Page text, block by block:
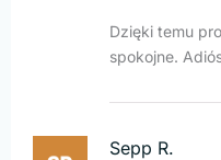
Dzięki temu
spokojne.
Sepp R.